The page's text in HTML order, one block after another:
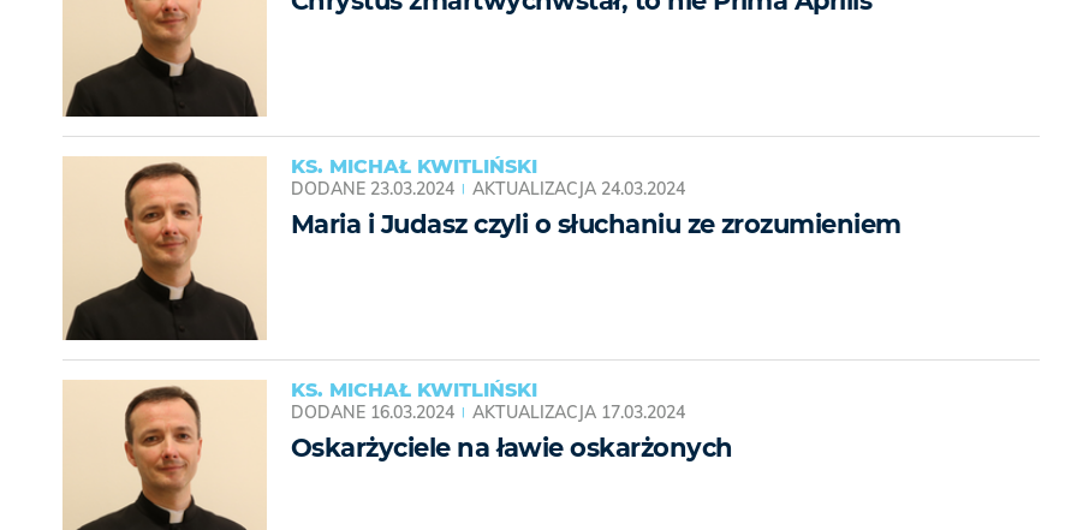
KS. MICHAŁ KWITLIŃSKI
DODANE 23.03.2024 AKTUALIZACJA 24.03.2024
Maria i Judasz czyli o słuchaniu ze zrozumieniem
KS. MICHAŁ KWITLIŃSKI
DODANE 16.03.2024 AKTUALIZACJA 17.03.2024
Oskarżyciele na ławie oskarżonych